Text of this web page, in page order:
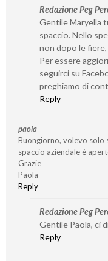
Redazione Peg
Gentile Maryella
spaccio. Nello
non dopo le fiere,
Per essere
seguirci su
preghiamo di
Reply
paola
Buongiorno, volevo solo
spaccio aziendale è
Grazie
Paola
Reply
Redazione Peg
Gentile Paola, ci
Reply